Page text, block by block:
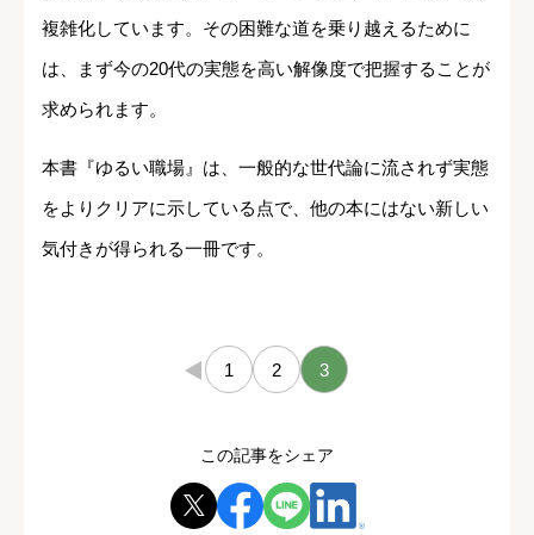
複雑化しています。その困難な道を乗り越えるために
は、まず今の20代の実態を高い解像度で把握することが
求められます。
本書『ゆるい職場』は、一般的な世代論に流されず実態
をよりクリアに示している点で、他の本にはない新しい
気付きが得られる一冊です。
← 1 2 3
この記事をシェア